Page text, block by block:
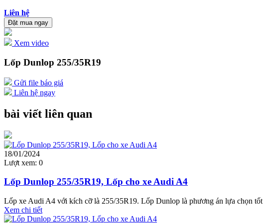
Liên hệ
Đặt mua ngay
Xem video
Lốp Dunlop 255/35R19
Gửi file báo giá
Liên hệ ngay
bài viết liên quan
18/01/2024
Lượt xem: 0
Lốp Dunlop 255/35R19, Lốp cho xe Audi A4
Lốp xe Audi A4 với kích cỡ là 255/35R19. Lốp Dunlop là phương án lựa chọn tốt
Xem chi tiết